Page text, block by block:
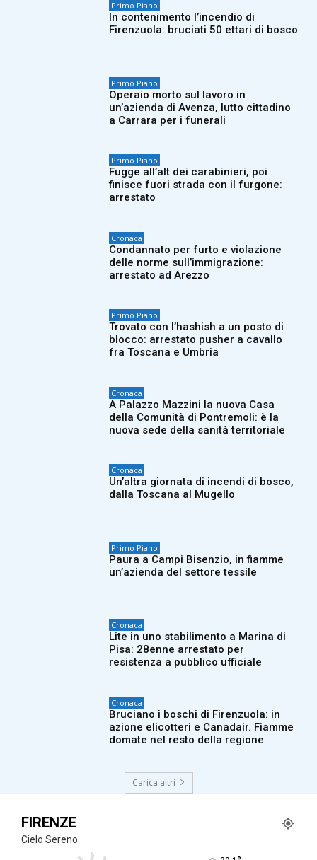
Primo Piano
In contenimento l’incendio di
Firenzuola: bruciati 50 ettari di bosco
Primo Piano
Operaio morto sul lavoro in
un’azienda di Avenza, lutto cittadino
a Carrara per i funerali
Primo Piano
Fugge all’alt dei carabinieri, poi
finisce fuori strada con il furgone:
arrestato
Cronaca
Condannato per furto e violazione
delle norme sull’immigrazione:
arrestato ad Arezzo
Primo Piano
Trovato con l’hashish a un posto di
blocco: arrestato pusher a cavallo
fra Toscana e Umbria
Cronaca
A Palazzo Mazzini la nuova Casa
della Comunità di Pontremoli: è la
nuova sede della sanità territoriale
Cronaca
Un’altra giornata di incendi di bosco,
dalla Toscana al Mugello
Primo Piano
Paura a Campi Bisenzio, in fiamme
un’azienda del settore tessile
Cronaca
Lite in uno stabilimento a Marina di
Pisa: 28enne arrestato per
resistenza a pubblico ufficiale
Cronaca
Bruciano i boschi di Firenzuola: in
azione elicotteri e Canadair. Fiamme
domate nel resto della regione
Carica altri
FIRENZE
Cielo Sereno